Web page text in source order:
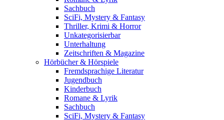
Sachbuch
SciFi, Mystery & Fantasy
Thriller, Krimi & Horror
Unkategorisierbar
Unterhaltung
Zeitschriften & Magazine
Hörbücher & Hörspiele
Fremdsprachige Literatur
Jugendbuch
Kinderbuch
Romane & Lyrik
Sachbuch
SciFi, Mystery & Fantasy